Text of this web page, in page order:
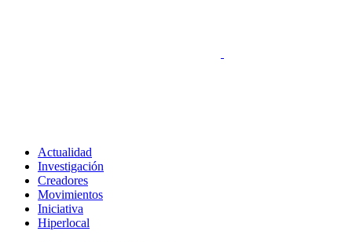
Actualidad
Investigación
Creadores
Movimientos
Iniciativa
Hiperlocal